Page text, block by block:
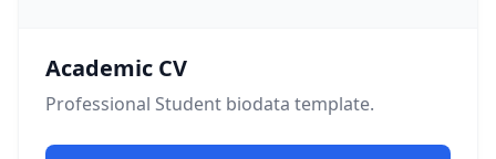
Academic CV
Professional Student biodata template.